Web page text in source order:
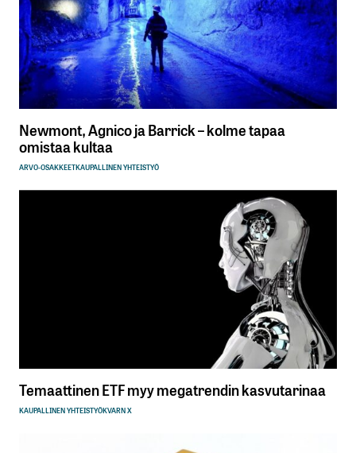
Newmont, Agnico ja Barrick – kolme tapaa
omistaa kultaa
ARVO-OSAKKEETKAUPALLINEN YHTEISTYÖ
Temaattinen ETF myy megatrendin kasvutarinaa
KAUPALLINEN YHTEISTYÖKVARN X